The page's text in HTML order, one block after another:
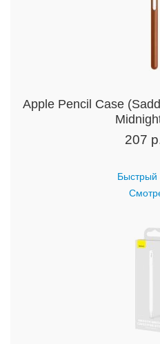
Apple Pencil Case
207
Быстрый